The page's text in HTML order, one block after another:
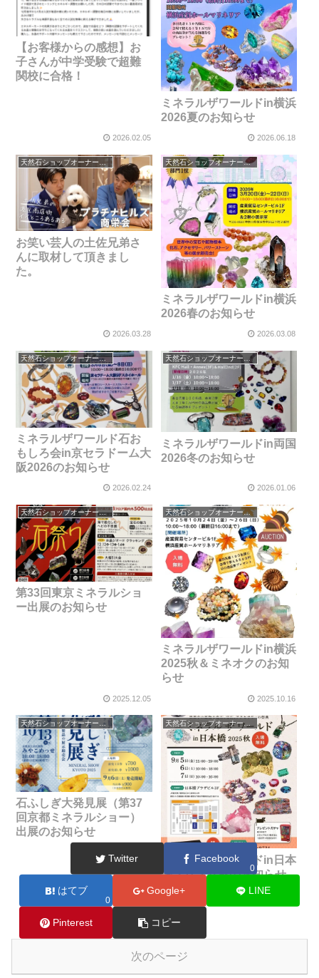
【お客様からの感想】お
子さんが中学受験で超難
関校に合格！
2026.02.05
ミネラルザワールドin横浜
2026夏のお知らせ
2026.06.18
お笑い芸人の土佐兄弟さ
んに取材して頂きまし
た。
2026.03.28
天然石ショップオーナーのブログ
ミネラルザワールドin横浜
2026春のお知らせ
2026.03.08
天然石ショップオーナーのブログ
ミネラルザワールド石お
もしろ会in京セラドーム大
阪2026のお知らせ
2026.02.24
天然石ショップオーナーのブログ
ミネラルザワールドin両国
2026冬のお知らせ
2026.01.06
天然石ショップオーナーのブログ
第33回東京ミネラルショ
ー出展のお知らせ
2025.12.05
天然石ショップオーナーのブログ
ミネラルザワールドin横浜
2025秋＆ミネオクのお知
らせ
2025.10.16
天然石ショップオーナーのブログ
石ふしぎ大発見展（第37
回京都ミネラルショー）
出展のお知らせ
2025.10.03
天然石ショップオーナーのブログ
ミネラルザワールドin日本
橋２０２５秋のお知らせ
2025.08.25
次のページ
Twitter Facebook
0
はてブ
0
Google+ LINE
Pinterest コピー